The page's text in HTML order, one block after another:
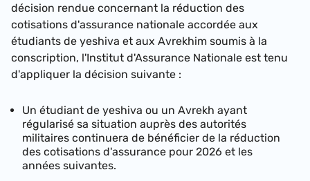
décision rendue concernant la réduction des
cotisations d'assurance nationale accordée aux
étudiants de yeshiva et aux Avrekhim soumis à la
conscription, l'Institut d'Assurance Nationale est tenu
d'appliquer la décision suivante :
Un étudiant de yeshiva ou un Avrekh ayant
régularisé sa situation auprès des autorités
militaires continuera de bénéficier de la réduction
des cotisations d'assurance pour 2026 et les
années suivantes.